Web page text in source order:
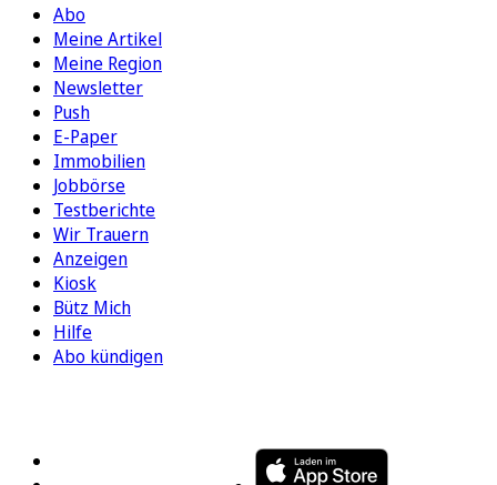
Abo
Meine Artikel
Meine Region
Newsletter
Push
E-Paper
Immobilien
Jobbörse
Testberichte
Wir Trauern
Anzeigen
Kiosk
Bütz Mich
Hilfe
Abo kündigen